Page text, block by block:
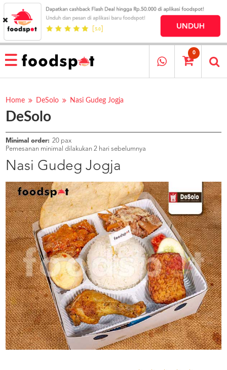
HOME
MENU
RESTAURANT
PESAN
OUR
COMPANY
KATA
MEREKA
KATALOG
LOYALTY
PROGRAM
FAQ
ABOUT
US
CATERERS
BLOG
TERMS
&
CONDITIONS
CALL
CENTER
021
5091
3494
0
Home DeSolo Nasi Gudeg Jogja
DeSolo
Minimal order: 20 pax
Pemesanan minimal dilakukan 2 hari sebelumnya
Nasi Gudeg Jogja